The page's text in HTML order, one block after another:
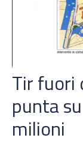
Tir fuori
punta
milioni